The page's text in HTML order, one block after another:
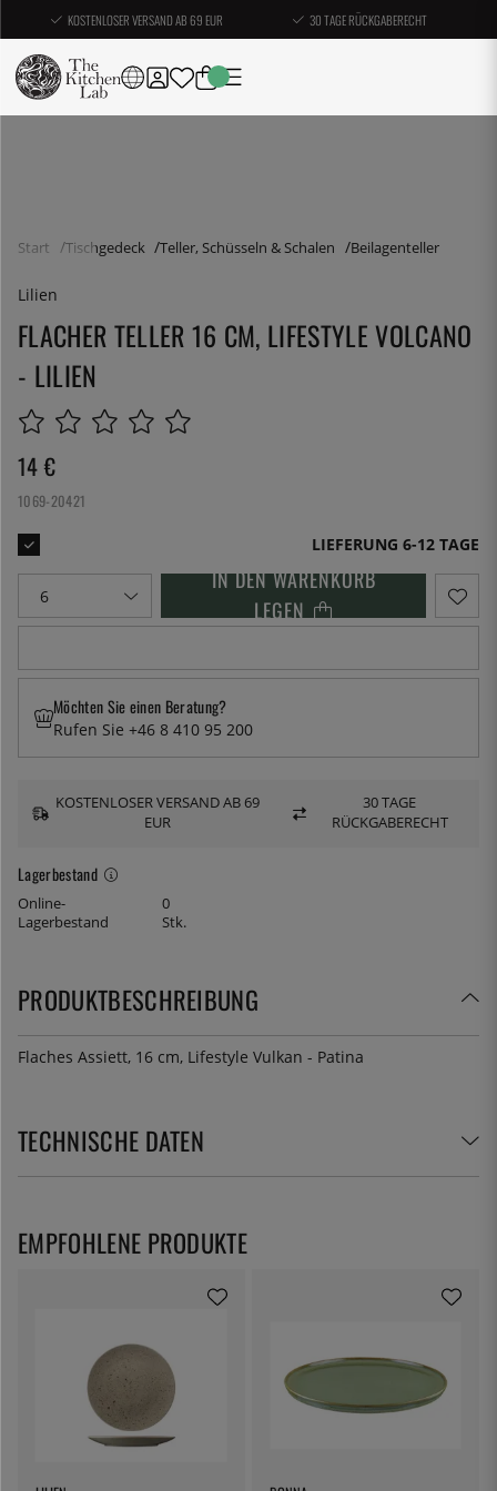
KOSTENLOSER VERSAND AB 69 EUR 30 TAGE RÜCKGABERECHT
Start Tischgedeck Teller, Schüsseln & Schalen Beilagenteller
Lilien
FLACHER TELLER 16 CM, LIFESTYLE VOLCANO
- LILIEN
14 €
1069-20421
LIEFERUNG 6-12 TAGE
IN DEN WARENKORB
LEGEN
Lagerbestand
Online-
Lagerbestand
0
Stk.
Möchten Sie einen Beratung?
Rufen Sie +46 8 410 95 200
KOSTENLOSER VERSAND AB 69
EUR
30 TAGE
RÜCKGABERECHT
PRODUKTBESCHREIBUNG
Flaches Assiett, 16 cm, Lifestyle Vulkan - Patina
TECHNISCHE DATEN
EMPFOHLENE PRODUKTE